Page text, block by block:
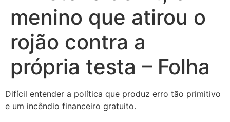
menino que atirou o
rojão contra a
própria testa – Folha
Difícil entender a política que produz erro tão primitivo
e um incêndio financeiro gratuito.